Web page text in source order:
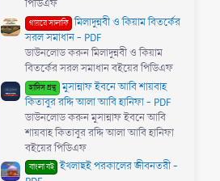
পিডিএফ
গায়রে সালাফি মিলাদুন্নবী ও কিয়াম বিতর্কের
সরল সমাধান - PDF
ডাউনলোড করুন মিলাদুন্নবী ও কিয়াম
বিতর্কের সরল সমাধান বইয়ের পিডিএফ
হাদিস গ্রন্থ মুসান্নাফ ইবনে আবি শায়বাহ
কিতাবুর রদ্দি আলা আবি হানিফা - PDF
ডাউনলোড করুন মুসান্নাফ ইবনে আবি
শায়বাহ কিতাবুর রদ্দি আলা আবি হানিফা
বইয়ের পিডিএফ
বাংলা বই ইখলাছই পরকালের জীবনতরী -